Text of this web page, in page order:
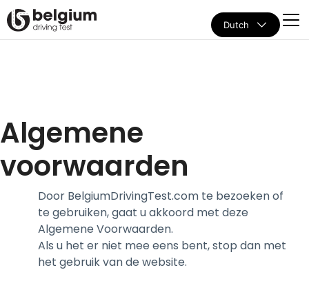
Dutch
Algemene
voorwaarden
Door BelgiumDrivingTest.com te bezoeken of
te gebruiken, gaat u akkoord met deze
Algemene Voorwaarden.
Als u het er niet mee eens bent, stop dan met
het gebruik van de website.